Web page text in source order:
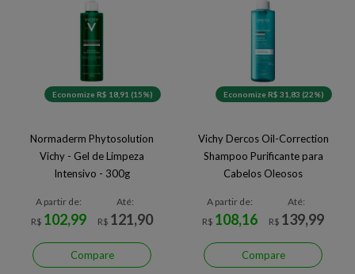
Economize R$ 18,91 (15%)
Normaderm Phytosolution
Vichy - Gel de Limpeza
Intensivo - 300g
A partir de:
R$ 102,99
Até:
R$ 121,90
Compare
Economize R$ 31,83 (22%)
Vichy Dercos Oil-Correction
Shampoo Purificante para
Cabelos Oleosos
A partir de:
R$ 108,16
Até:
R$ 139,99
Compare